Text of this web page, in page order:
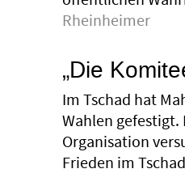
Rheinheimer
„Die
Im Tschad hat
Wahlen
Organisation
Frieden im Tschad